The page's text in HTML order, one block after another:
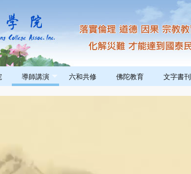
導師講演 六和共修 佛陀教育 文字書刊